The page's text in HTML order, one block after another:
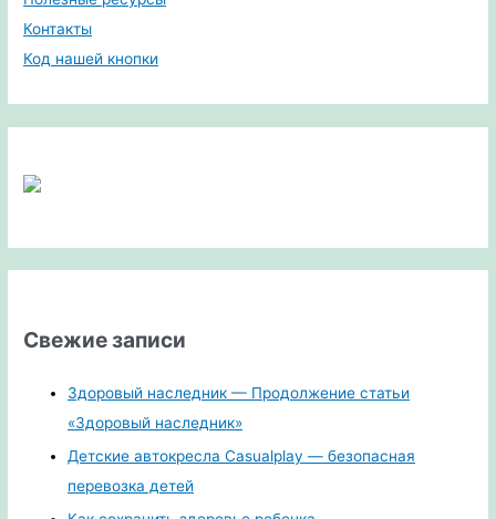
Контакты
Код нашей кнопки
Свежие записи
Здоровый наследник — Продолжение статьи
«Здоровый наследник»
Детские автокресла Casualplay — безопасная
перевозка детей